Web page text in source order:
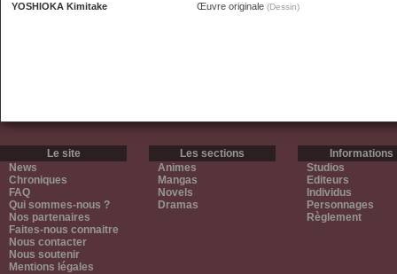
YOSHIOKA Kimitake
Œuvre originale (Dessin)
Le site
News
Chroniques
FAQ
Qui sommes-nous ?
Nos partenaires
Faites-nous connaitre
Nous contacter
Nous soutenir
Mentions légales
Les sections
Animes
Mangas
Novels
Dramas
Informations
Studios
Editeurs
Individus
Personnages
Règlement